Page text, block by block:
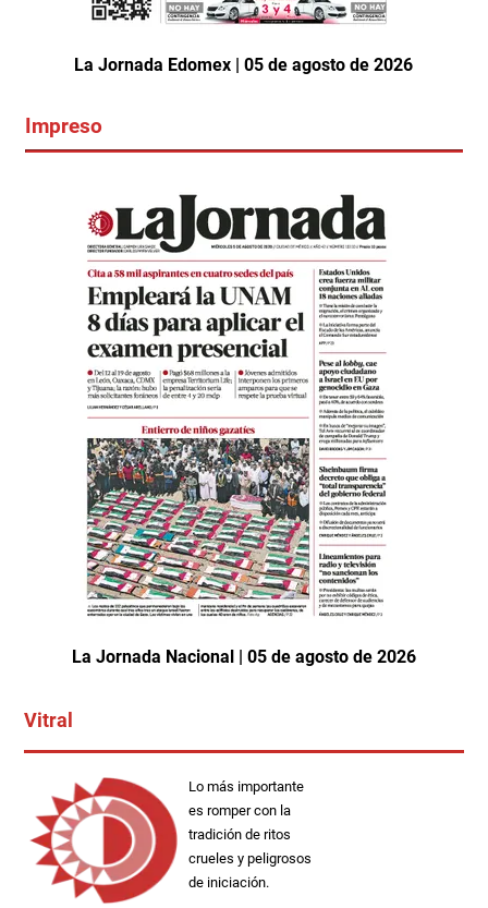
La Jornada Edomex | 05 de agosto de 2026
Impreso
La Jornada Nacional | 05 de agosto de 2026
Vitral
Lo más importante
es romper con la
tradición de ritos
crueles y peligrosos
de iniciación.